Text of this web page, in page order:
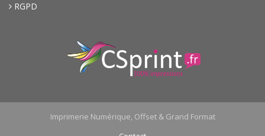
RGPD
Imprimerie Numérique, Offset & Grand Format